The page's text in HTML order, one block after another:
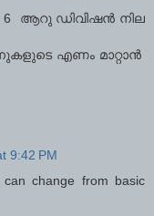
ആറു ഡിവിഷൻ നില
എണം മാറ്റാൻ
9:42 PM
change from basic